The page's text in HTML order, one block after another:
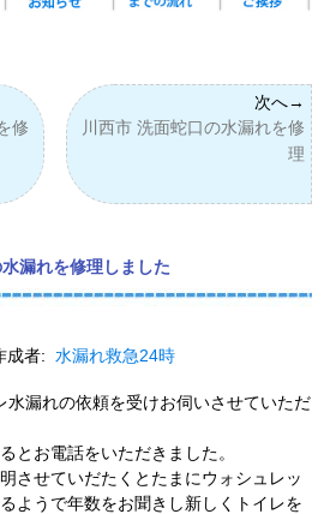
修
川西市 洗面蛇口の水漏れを修
理
漏れを修理しました
成者: 水漏れ救急24時
水漏れの依頼を受けお伺いさせていただ
とお電話をいただきました。
させていだたくとたまにウォシュレッ
ようで年数をお聞きし新しくトイレを